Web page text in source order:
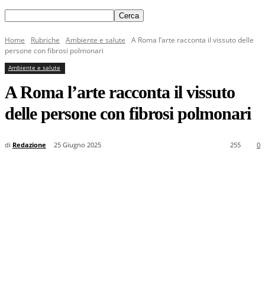
Home Rubriche Ambiente e salute
A Roma l’arte racconta il vissuto delle
persone con fibrosi polmonari
Ambiente e salute
A Roma l’arte racconta il vissuto
delle persone con fibrosi polmonari
di Redazione 25 Giugno 2025 0
255